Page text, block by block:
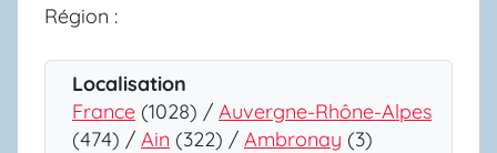
Région :
Localisation
France (1028) / Auvergne-Rhône-Alpes
(474) / Ain (322) / Ambronay (3)